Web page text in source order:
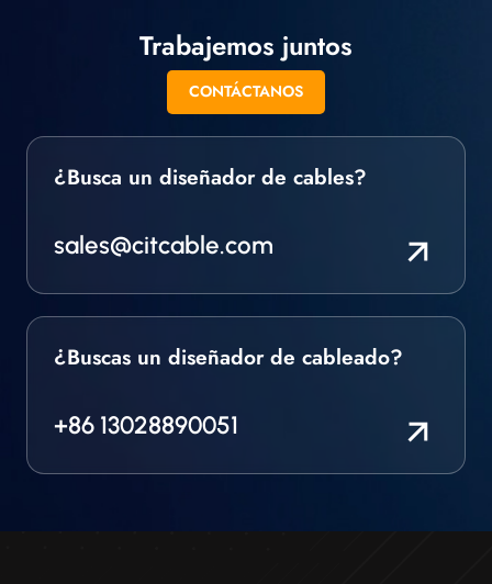
aislado especial,
trenzado y en otros
formatos.
Trabajemos juntos
CONTÁCTANOS
¿Busca un diseñador de cables?
sales@citcable.com
¿Buscas un diseñador de cableado?
+86 13028890051